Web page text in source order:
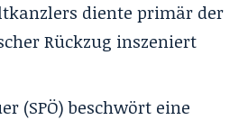
diente primär der
Rückzug inszeniert
(SPÖ) beschwört eine